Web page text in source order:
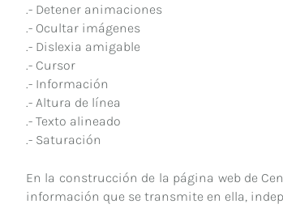
.- Detener animaciones
.- Ocultar imágenes
.- Dislexia amigable
.- Cursor
.- Información
.- Altura de línea
.- Texto alineado
.- Saturación
En la construcción de la página web de
información que se transmite en ella,